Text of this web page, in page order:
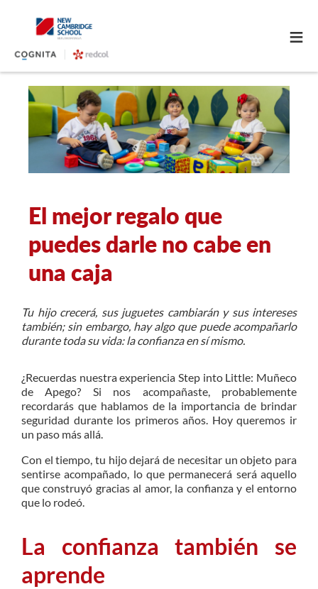
≡
El mejor regalo que
puedes darle no cabe en
una caja
Tu hijo crecerá, sus juguetes cambiarán y sus intereses
también; sin embargo, hay algo que puede acompañarlo
durante toda su vida: la confianza en sí mismo.
¿Recuerdas nuestra experiencia Step into Little: Muñeco
de Apego? Si nos acompañaste, probablemente
recordarás que hablamos de la importancia de brindar
seguridad durante los primeros años. Hoy queremos ir
un paso más allá.
Con el tiempo, tu hijo dejará de necesitar un objeto para
sentirse acompañado, lo que permanecerá será aquello
que construyó gracias al amor, la confianza y el entorno
que lo rodeó.
La confianza también se
aprende